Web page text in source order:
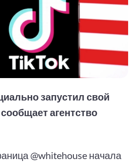
запустил свой
агентство
@whitehouse начала